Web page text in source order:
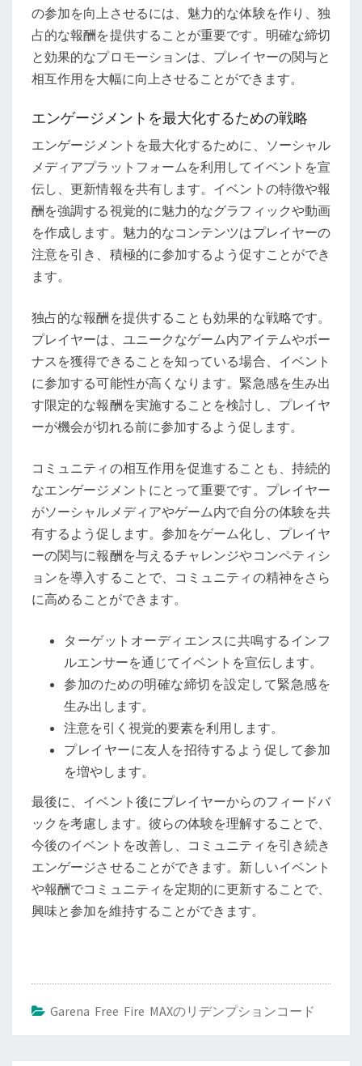
の参加を向上させるには、魅力的な体験を作り、独
占的な報酬を提供することが重要です。明確な締切
と効果的なプロモーションは、プレイヤーの関与と
相互作用を大幅に向上させることができます。
エンゲージメントを最大化するための戦略
エンゲージメントを最大化するために、ソーシャル
メディアプラットフォームを利用してイベントを宣
伝し、更新情報を共有します。イベントの特徴や報
酬を強調する視覚的に魅力的なグラフィックや動画
を作成します。魅力的なコンテンツはプレイヤーの
注意を引き、積極的に参加するよう促すことができ
ます。
独占的な報酬を提供することも効果的な戦略です。
プレイヤーは、ユニークなゲーム内アイテムやボー
ナスを獲得できることを知っている場合、イベント
に参加する可能性が高くなります。緊急感を生み出
す限定的な報酬を実施することを検討し、プレイヤ
ーが機会が切れる前に参加するよう促します。
コミュニティの相互作用を促進することも、持続的
なエンゲージメントにとって重要です。プレイヤー
がソーシャルメディアやゲーム内で自分の体験を共
有するよう促します。参加をゲーム化し、プレイヤ
ーの関与に報酬を与えるチャレンジやコンペティシ
ョンを導入することで、コミュニティの精神をさら
に高めることができます。
ターゲットオーディエンスに共鳴するインフ
ルエンサーを通じてイベントを宣伝します。
参加のための明確な締切を設定して緊急感を
生み出します。
注意を引く視覚的要素を利用します。
プレイヤーに友人を招待するよう促して参加
を増やします。
最後に、イベント後にプレイヤーからのフィードバ
ックを考慮します。彼らの体験を理解することで、
今後のイベントを改善し、コミュニティを引き続き
エンゲージさせることができます。新しいイベント
や報酬でコミュニティを定期的に更新することで、
興味と参加を維持することができます。
Garena Free Fire MAXのリデンプションコード